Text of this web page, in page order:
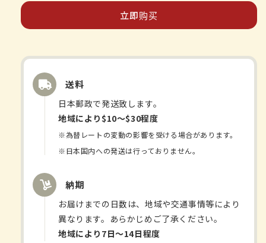
ズ
ッ
的
数
キ
ノ
ン
量
立即购买
送料
日本郵政で発送致します。
地域により$10〜$30程度
※為替レートの変動の影響を受ける場合があります。
※日本国内への発送は行っておりません。
納期
お届けまでの日数は、地域や交通事情等により
異なります。あらかじめご了承ください。
地域により7日〜14日程度